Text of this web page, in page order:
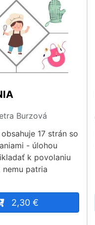
Burzová
17 strán so
- úlohou
k povolaniu
patria
2,30 €